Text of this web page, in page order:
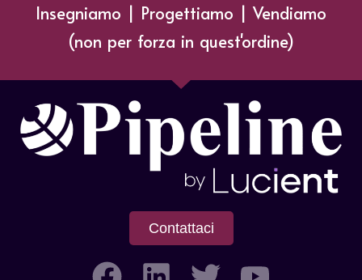
Insegniamo | Progettiamo | Vendiamo
(non per forza in quest'ordine)
Contattaci